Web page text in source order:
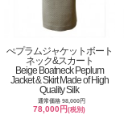
ぺプラムジャケットボート
ネック&スカート
Beige Boatneck Peplum
Jacket & Skirt Made of High
Quality Silk
通常価格 98,000円
78,000円(税別)